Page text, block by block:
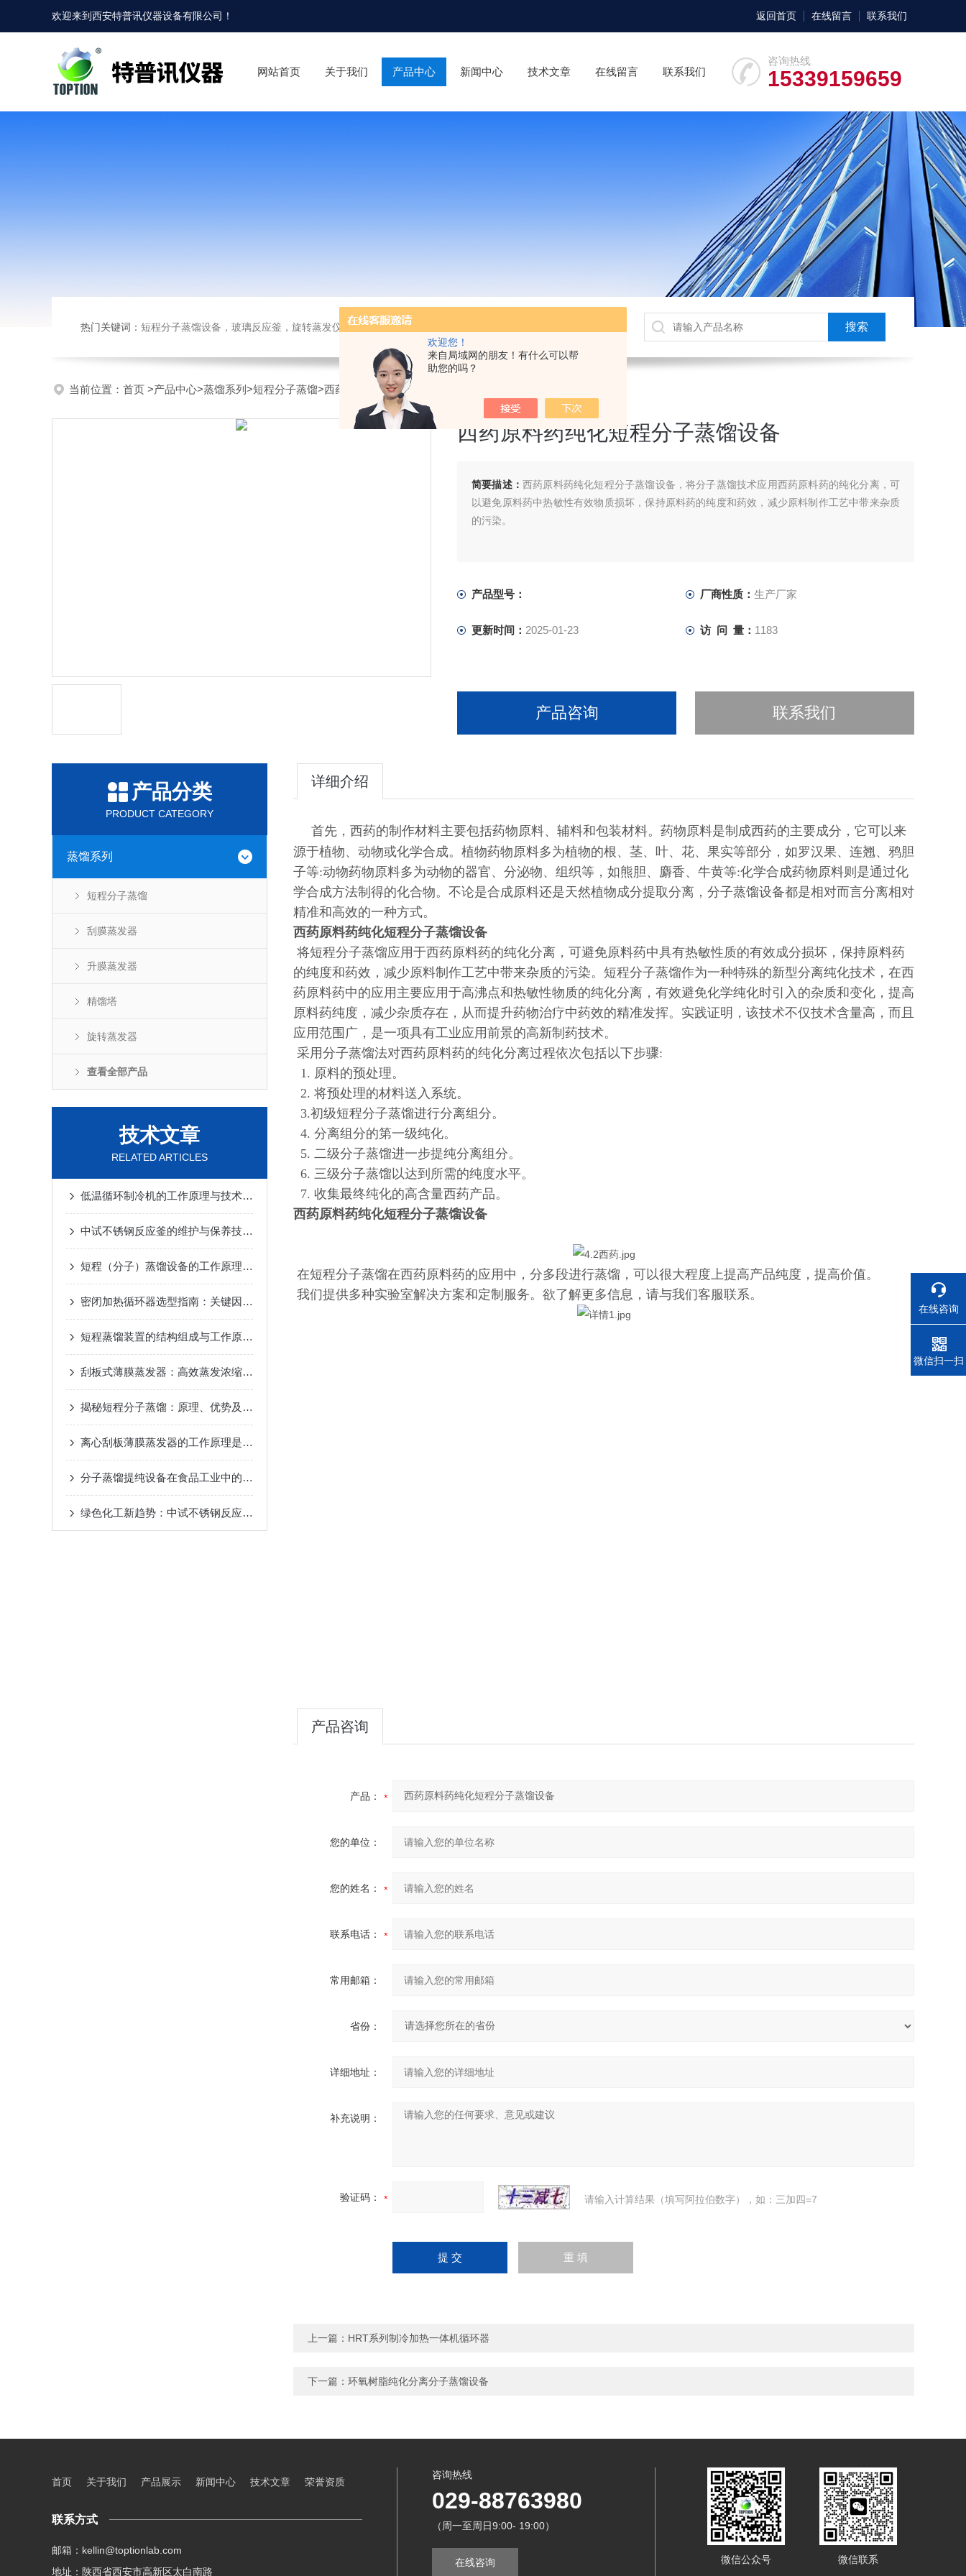
欢迎您！
来自局域网的朋友！有什么可以帮
助您的吗？
欢迎来到西安特普讯仪器设备有限公司 ！ 返回首页 在线留言 联系我们
咨询热线
15339159659
网站首页 关于我们 产品中心 新闻中心 技术文章 在线留言 联系我们
热门关键词： 短程分子蒸馏设备，玻璃反应釜，旋转蒸发仪，超声波破碎，恒温设备，喷雾干燥仪
当前位置： 首页 >产品中心>蒸馏系列 >短程分子蒸馏>西药原料药纯化短程分子蒸馏设备
西药原料药纯化短程分子蒸馏设备
简要描述： 西药原料药纯化短程分子蒸馏设备，将分子蒸馏技术应用西药原料药的纯化分离，可
以避免原料药中热敏性有效物质损坏，保持原料药的纯度和药效，减少原料制作工艺中带来杂质
的污染。
产品型号： 厂商性质： 生产厂家
更新时间： 2025-01-23 访 问 量： 1183
产品咨询 联系我们
产品分类
PRODUCT CATEGORY
蒸馏系列
短程分子蒸馏
刮膜蒸发器
升膜蒸发器
精馏塔
旋转蒸发器
查看全部产品
技术文章
RELATED ARTICLES
低温循环制冷机的工作原理与技术优势 2025-02-14
中试不锈钢反应釜的维护与保养技巧
短程（分子）蒸馏设备的工作原理及应用 2024-12-07
密闭加热循环器选型指南：关键因素与考量 2024-11-14
短程蒸馏装置的结构组成与工作原理
刮板式薄膜蒸发器：高效蒸发浓缩设备的深度解析
揭秘短程分子蒸馏：原理、优势及未来发展趋势
离心刮板薄膜蒸发器的工作原理是什么？
分子蒸馏提纯设备在食品工业中的应用
绿色化工新趋势：中试不锈钢反应釜的环保应用
详细介绍
首先，西药的制作材料主要包括药物原料、辅料和包装材料。药物原料是制成西药的主要成分，它可以来
源于植物、动物或化学合成。植物药物原料多为植物的根、茎、叶、花、果实等部分，如罗汉果、连翘、鸦胆
子等:动物药物原料多为动物的器官、分泌物、组织等，如熊胆、麝香、牛黄等:化学合成药物原料则是通过化
学合成方法制得的化合物。不论是合成原料还是天然植物成分提取分离，分子蒸馏设备都是相对而言分离相对
精准和高效的一种方式。
西药原料药纯化短程分子蒸馏设备
将短程分子蒸馏应用于西药原料药的纯化分离，可避免原料药中具有热敏性质的有效成分损坏，保持原料药
的纯度和药效，减少原料制作工艺中带来杂质的污染。短程分子蒸馏作为一种特殊的新型分离纯化技术，在西
药原料药中的应用主要应用于高沸点和热敏性物质的纯化分离，有效避免化学纯化时引入的杂质和变化，提高
原料药纯度，减少杂质存在，从而提升药物治疗中药效的精准发挥。实践证明，该技术不仅技术含量高，而且
应用范围广，是一项具有工业应用前景的高新制药技术。
采用分子蒸馏法对西药原料药的纯化分离过程依次包括以下步骤:
1. 原料的预处理。
2. 将预处理的材料送入系统。
3.初级短程分子蒸馏进行分离组分。
4. 分离组分的第一级纯化。
5. 二级分子蒸馏进一步提纯分离组分。
6. 三级分子蒸馏以达到所需的纯度水平。
7. 收集最终纯化的高含量西药产品。
西药原料药纯化短程分子蒸馏设备
在短程分子蒸馏在西药原料药的应用中，分多段进行蒸馏，可以很大程度上提高产品纯度，提高价值。
我们提供多种实验室解决方案和定制服务。欲了解更多信息，请与我们客服联系。
产品咨询
产品：
您的单位：
您的姓名：
联系电话：
常用邮箱：
省份：
详细地址：
补充说明：
验证码： 请输入计算结果（填写阿拉伯数字），如：三加四=7
上一篇： HRT系列​制冷加热一体机循环器
下一篇： 环氧树脂纯化分离分子蒸馏设备
首页 关于我们 产品展示 新闻中心 技术文章 荣誉资质
联系方式
邮箱：kellin@toptionlab.com
地址：陕西省西安市高新区太白南路
咨询热线
029-88763980
（周一至周日9:00- 19:00）
在线咨询 微信公众号 微信联系
在线咨询
电话
微信扫一扫